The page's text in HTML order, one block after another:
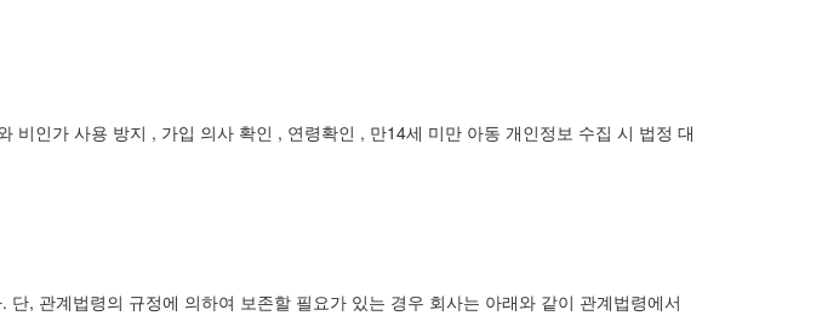
인가 사용 방지 , 가입 의사 확인 , 연령확인 , 만14세 미만 아동 개인정보 수집 시 법정 대
, 관계법령의 규정에 의하여 보존할 필요가 있는 경우 회사는 아래와 같이 관계법령에서